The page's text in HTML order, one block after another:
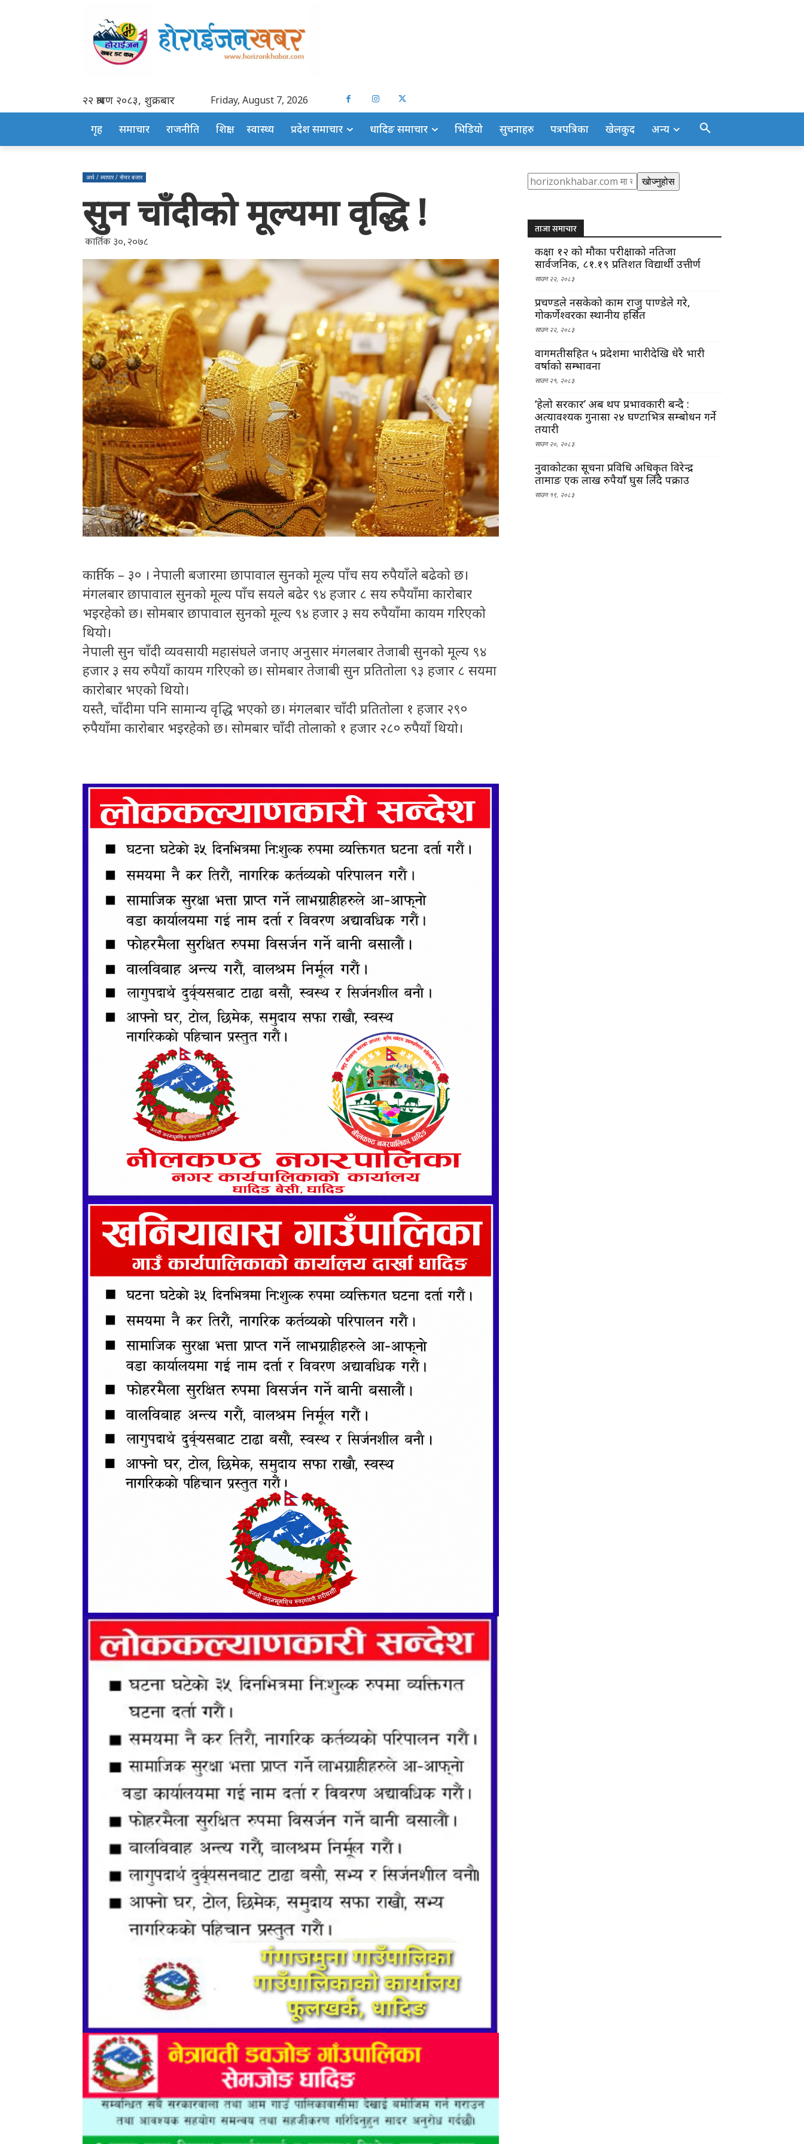
२२ श्रावण २०८३, शुक्रबार Friday, August 7, 2026
गृह समाचार राजनीति शिक्षा स्वास्थ्य प्रदेश समाचार धादिङ समाचार भिडियो सुचनाहरु पत्रपत्रिका खेलकुद अन्य
अर्थ / ब्यापार / सेयर बजार
सुन चाँदीको मूल्यमा वृद्धि !
कार्तिक ३०, २०७८
कार्तिक – ३० । नेपाली बजारमा छापावाल सुनको मूल्य पाँच सय रुपैयाँले बढेको छ।
मंगलबार छापावाल सुनको मूल्य पाँच सयले बढेर ९४ हजार ८ सय रुपैयाँमा कारोबार
भइरहेको छ। सोमबार छापावाल सुनको मूल्य ९४ हजार ३ सय रुपैयाँमा कायम गरिएको
थियो।
नेपाली सुन चाँदी व्यवसायी महासंघले जनाए अनुसार मंगलबार तेजाबी सुनको मूल्य ९४
हजार ३ सय रुपैयाँ कायम गरिएको छ। सोमबार तेजाबी सुन प्रतितोला ९३ हजार ८ सयमा
कारोबार भएको थियो।
यस्तै, चाँदीमा पनि सामान्य वृद्धि भएको छ। मंगलबार चाँदी प्रतितोला १ हजार २९०
रुपैयाँमा कारोबार भइरहेको छ। सोमबार चाँदी तोलाको १ हजार २८० रुपैयाँ थियो।
Search खोज्नुहोस
ताजा समाचार
कक्षा १२ को मौका परीक्षाको नतिजा
सार्वजनिक, ८१.१९ प्रतिशत विद्यार्थी उत्तीर्ण
साउन २२, २०८३
प्रचण्डले नसकेको काम राजु पाण्डेले गरे,
गोकर्णेश्वरका स्थानीय हर्सित
साउन २२, २०८३
वागमतीसहित ५ प्रदेशमा भारीदेखि धेरै भारी
वर्षाको सम्भावना
साउन २१, २०८३
‘हेलो सरकार’ अब थप प्रभावकारी बन्दै :
अत्यावश्यक गुनासा २४ घण्टाभित्र सम्बोधन गर्ने
तयारी
साउन २०, २०८३
नुवाकोटका सूचना प्रविधि अधिकृत विरेन्द्र
तामाङ एक लाख रुपैयाँ घुस लिँदै पक्राउ
साउन १९, २०८३